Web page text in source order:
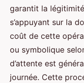
garantit la
s’appuyant sur la
coût de cette
ou symbolique
d’attente est
journée. Cette